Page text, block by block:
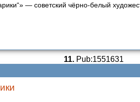
— советский чёрно-белый
11.Pub:1551631